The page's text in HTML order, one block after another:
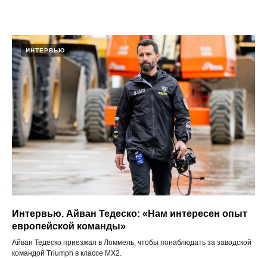
ИНТЕРВЬЮ
Интервью. Айван Тедеско: «Нам интересен опыт
европейской команды»
Айван Тедеско приезжал в Ломмель, чтобы понаблюдать за заводской
командой Triumph в классе MX2.